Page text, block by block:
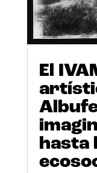
El
hasta